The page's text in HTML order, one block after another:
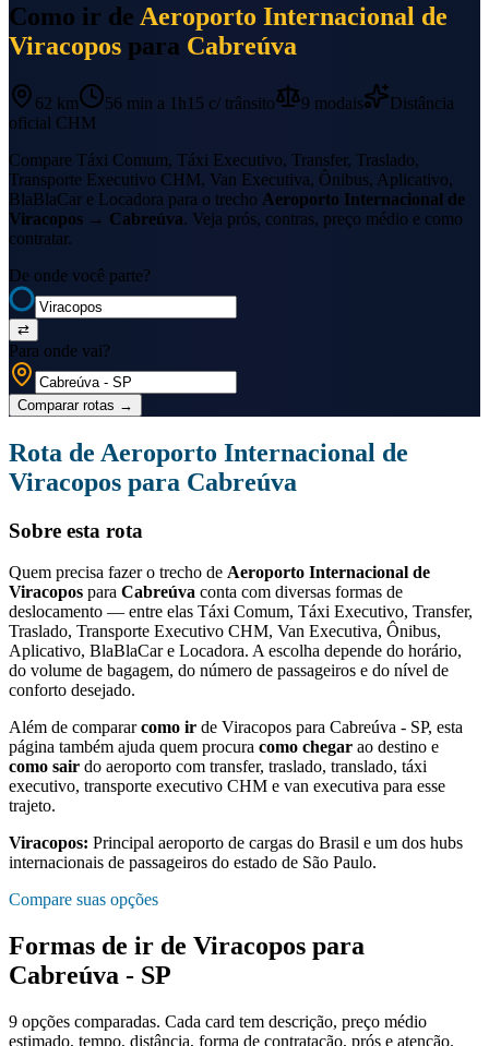
Como ir de Aeroporto Internacional de
Viracopos para Cabreúva
62 km 56 min a 1h15 c/ trânsito 9 modais
Distância
oficial CHM
Compare Táxi Comum, Táxi Executivo, Transfer, Traslado,
Transporte Executivo CHM, Van Executiva, Ônibus, Aplicativo,
BlaBlaCar e Locadora para o trecho Aeroporto Internacional de
Viracopos → Cabreúva. Veja prós, contras, preço médio e como
contratar.
De onde você parte?
⇄
Para onde vai?
Comparar rotas →
Rota de Aeroporto Internacional de
Viracopos para Cabreúva
Sobre esta rota
Quem precisa fazer o trecho de Aeroporto Internacional de
Viracopos para Cabreúva conta com diversas formas de
deslocamento — entre elas Táxi Comum, Táxi Executivo, Transfer,
Traslado, Transporte Executivo CHM, Van Executiva, Ônibus,
Aplicativo, BlaBlaCar e Locadora. A escolha depende do horário,
do volume de bagagem, do número de passageiros e do nível de
conforto desejado.
Além de compararcomo ir de Viracopos para Cabreúva - SP, esta
página também ajuda quem procura como chegar ao destino e
como sair do aeroporto com transfer, traslado, translado, táxi
executivo, transporte executivo CHM e van executiva para esse
trajeto.
Viracopos: Principal aeroporto de cargas do Brasil e um dos hubs
internacionais de passageiros do estado de São Paulo.
Compare suas opções
Formas de ir de Viracopos para
Cabreúva - SP
9 opções comparadas. Cada card tem descrição, preço médio
estimado, tempo, distância, forma de contratação, prós e atenção.